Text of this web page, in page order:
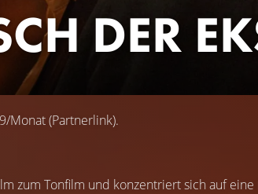
DER
Monat (Partnerlink).
zum Tonfilm und konzentriert sich auf